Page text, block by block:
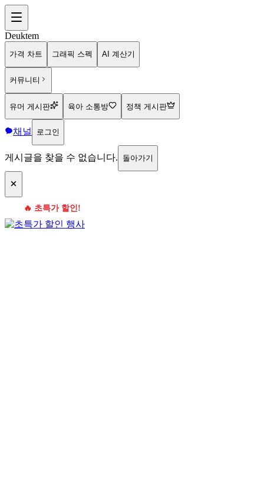
Deuktem
가격 차트 그래픽 스펙 AI 계산기
커뮤니티
유머 게시판 육아 소통방 정책 게시판
채널 로그인
게시글을 찾을 수 없습니다. 돌아가기
🔥 초특가 할인!